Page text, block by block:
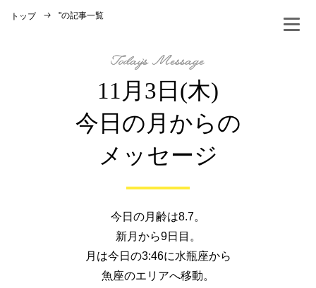
トップ "の記事一覧
11月3日(木)
今日の月からの
メッセージ
今日の月齢は8.7。
新月から9日目。
月は今日の3:46に水瓶座から
魚座のエリアへ移動。